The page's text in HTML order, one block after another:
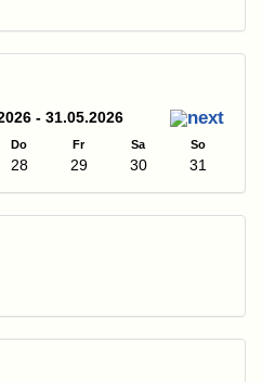
- 31.05.2026
Do Fr Sa So
28 29 30 31